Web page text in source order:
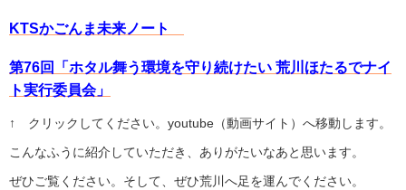
KTSかごんま未来ノート
第76回「ホタル舞う環境を守り続けたい 荒川ほたるでナイ
ト実行委員会」
↑ クリックしてください。youtube（動画サイト）へ移動します。
こんなふうに紹介していただき、ありがたいなあと思います。
ぜひご覧ください。そして、ぜひ荒川へ足を運んでください。